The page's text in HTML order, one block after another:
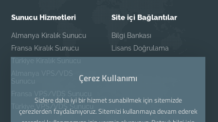
Sunucu Hizmetleri
Almanya Kiralık Sunucu
Fransa Kiralık Sunucu
Türkiye Kiralık Sunucu
Almanya VPS/VDS
Sunucu
Fransa VPS/VDS Sunucu
Türkiye VPS/VDS Sunucu
Site içi Bağlantılar
Bilgi Bankası
Lisans Doğrulama
Çerez Kullanımı
Sizlere daha iyi bir hizmet sunabilmek için sitemizde
çerezlerden faydalanıyoruz. Sitemizi kullanmaya devam ederek